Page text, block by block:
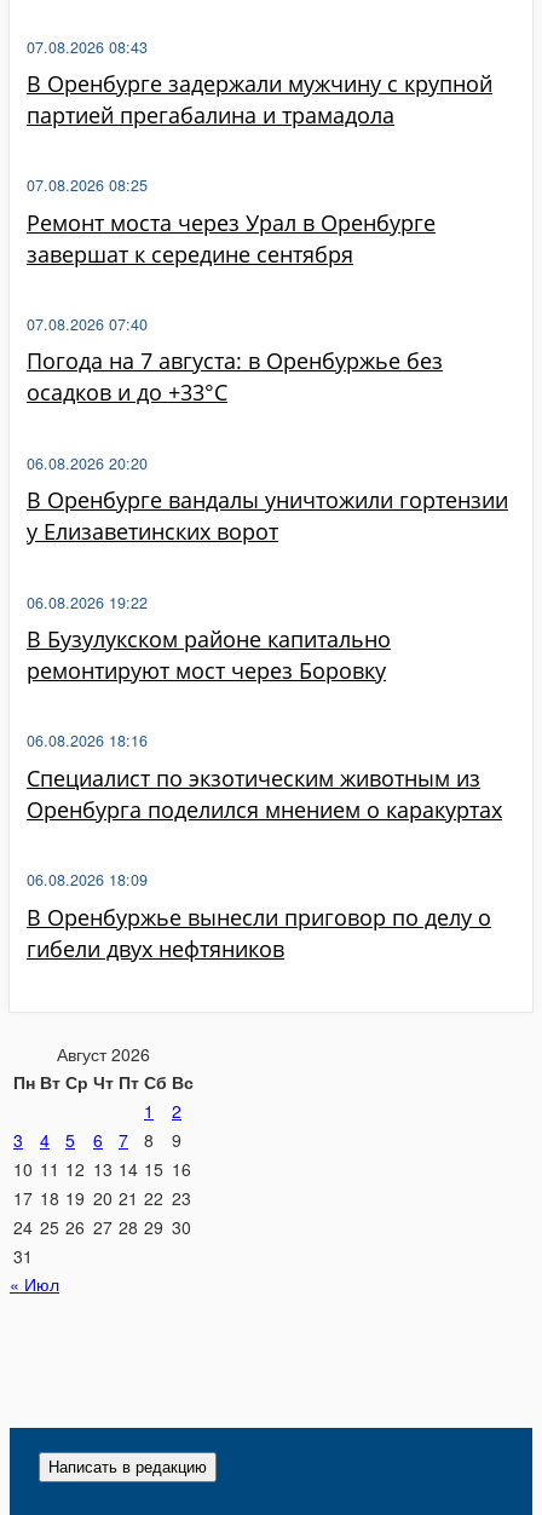
В Оренбурге задержали мужчину с крупной
партией прегабалина и трамадола
07.08.2026 08:43
Ремонт моста через Урал в Оренбурге
завершат к середине сентября
07.08.2026 08:25
Погода на 7 августа: в Оренбуржье без
осадков и до +33°C
07.08.2026 07:40
В Оренбурге вандалы уничтожили гортензии
у Елизаветинских ворот
06.08.2026 20:20
В Бузулукском районе капитально
ремонтируют мост через Боровку
06.08.2026 19:22
Специалист по экзотическим животным из
Оренбурга поделился мнением о каракуртах
06.08.2026 18:16
В Оренбуржье вынесли приговор по делу о
гибели двух нефтяников
06.08.2026 18:09
Август 2026
Пн Вт Ср Чт Пт Сб Вс
1
2
3
4 5 6 7 8
9
10 11 12 13 14 15 16
17 18 19 20 21 22 23
24 25 26 27 28 29 30
31
« Июл
Написать в редакцию